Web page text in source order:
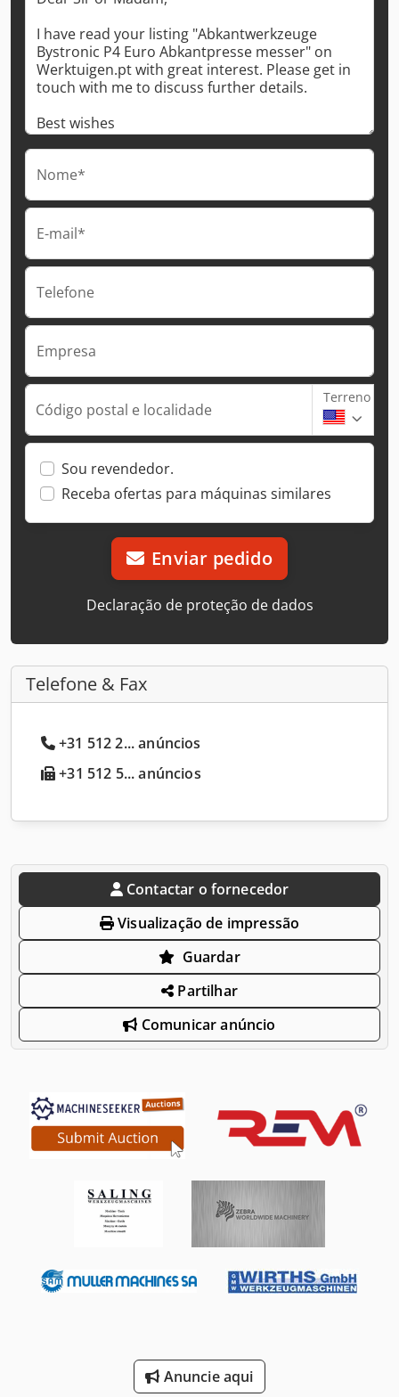
Nome*
E-mail*
Telefone
Empresa
Código postal e localidade
Terreno
Sou revendedor.
Receba ofertas para máquinas similares
Enviar pedido
Declaração de proteção de dados
Telefone & Fax
+31 512 2... anúncios
+31 512 5... anúncios
Contactar o fornecedor
Visualização de impressão
Guardar
Partilhar
Comunicar anúncio
Anuncie aqui